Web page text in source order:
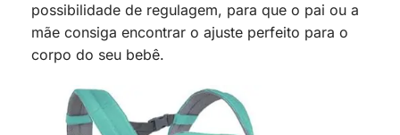
possibilidade de regulagem, para que o pai ou a
mãe consiga encontrar o ajuste perfeito para o
corpo do seu bebê.